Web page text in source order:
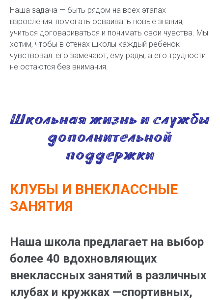
Наша задача — быть рядом на всех этапах
взросления: помогать осваивать новые знания,
учиться договариваться и понимать свои чувства. Мы
хотим, чтобы в стенах школы каждый ребёнок
чувствовал: его замечают, ему рады, а его трудности
не остаются без внимания.
Школьная жизнь и службы
дополнительной
поддержки
КЛУБЫ И ВНЕКЛАССНЫЕ
ЗАНЯТИЯ
Наша школа предлагает на выбор
более 40 вдохновляющих
внеклассных занятий в различных
клубах и кружках —спортивных,